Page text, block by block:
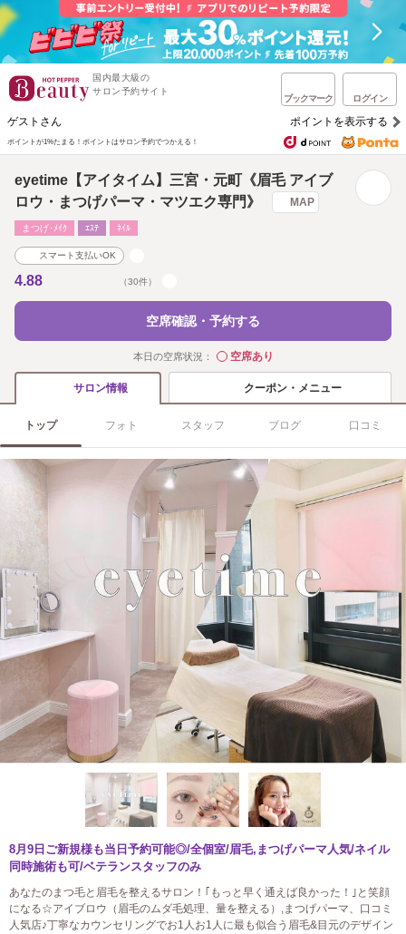
国内最大級の
サロン予約サイト
ブックマーク ログイン
ゲストさん ポイントを表示する
ポイントが1%たまる！ ポイントはサロン予約でつかえる！
eyetime【アイタイム】三宮・元町《眉毛 アイブ
ロウ・まつげパーマ・マツエク専門》
MAP
まつげ･ﾒｲｸ ｴｽﾃ ﾈｲﾙ
スマート支払いOK
4.88 （30件）
空席確認・予約する
本日の空席状況： ◯空席あり
サロン情報 クーポン・メニュー
トップ フォト スタッフ ブログ 口コミ
8月9日ご新規様も当日予約可能◎/全個室/眉毛,まつげパーマ人気/ネイル
同時施術も可/ベテランスタッフのみ
あなたのまつ毛と眉毛を整えるサロン！｢もっと早く通えば良かった！｣と笑顔
になる☆アイブロウ（眉毛のムダ毛処理、量を整える）,まつげパーマ、口コミ
人気店♪丁寧なカウンセリングでお1人お1人に最も似合う眉毛&目元のデザイン